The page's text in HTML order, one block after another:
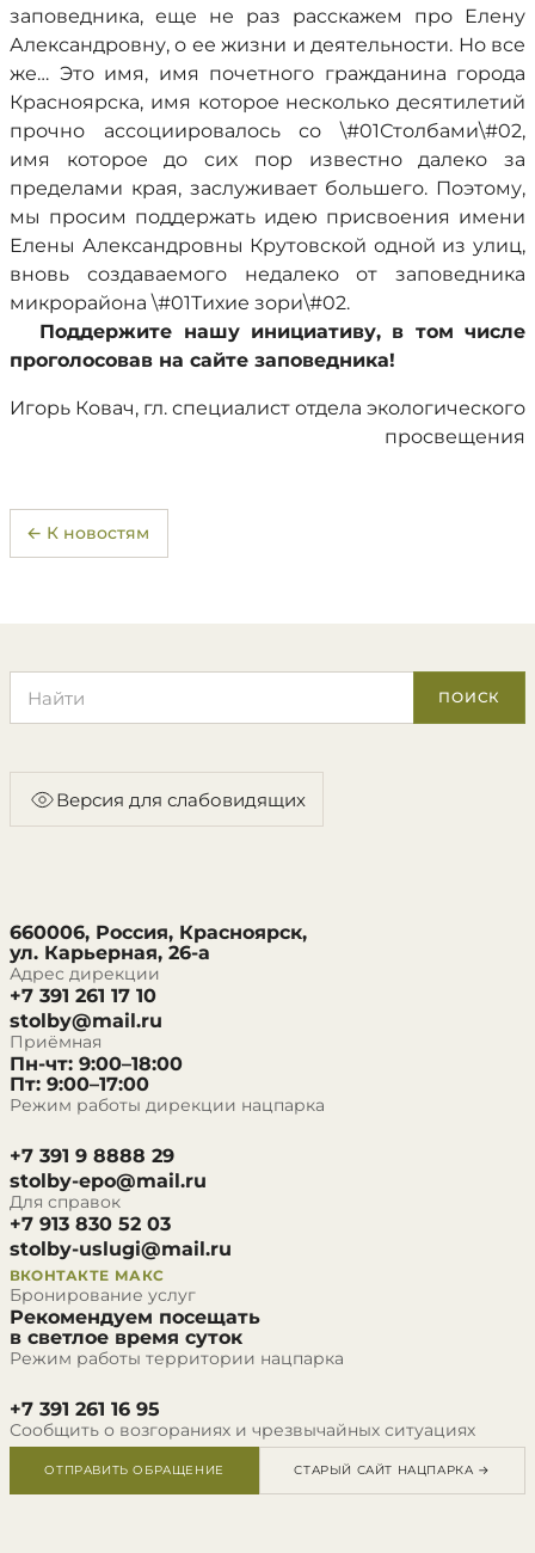
заповедника, еще не раз расскажем про Елену
Александровну, о ее жизни и деятельности. Но все
же… Это имя, имя почетного гражданина города
Красноярска, имя которое несколько десятилетий
прочно ассоциировалось со \#01Столбами\#02,
имя которое до сих пор известно далеко за
пределами края, заслуживает большего. Поэтому,
мы просим поддержать идею присвоения имени
Елены Александровны Крутовской одной из улиц,
вновь создаваемого недалеко от заповедника
микрорайона \#01Тихие зори\#02.
Поддержите нашу инициативу, в том числе
проголосовав на сайте заповедника!
Игорь Ковач, гл. специалист отдела экологического
просвещения
← К новостям
ПОИСК
Версия для слабовидящих
660006, Россия, Красноярск,
ул. Карьерная, 26-а
Адрес дирекции
+7 391 261 17 10
stolby@mail.ru
Приёмная
Пн-чт: 9:00–18:00
Пт: 9:00–17:00
Режим работы дирекции нацпарка
+7 391 9 8888 29
stolby-epo@mail.ru
Для справок
+7 913 830 52 03
stolby-uslugi@mail.ru
ВКОНТАКТЕ МАКС
Бронирование услуг
Рекомендуем посещать
в светлое время суток
Режим работы территории нацпарка
+7 391 261 16 95
Сообщить о возгораниях и чрезвычайных ситуациях
ОТПРАВИТЬ ОБРАЩЕНИЕ СТАРЫЙ САЙТ НАЦПАРКА →